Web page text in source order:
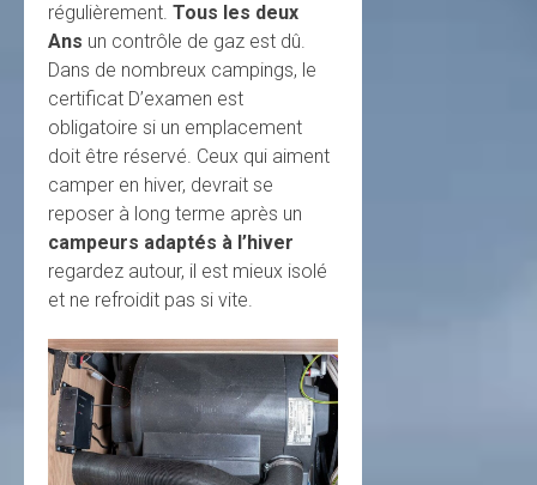
régulièrement. Tous les deux
Ans un contrôle de gaz est dû.
Dans de nombreux campings, le
certificat D’examen est
obligatoire si un emplacement
doit être réservé. Ceux qui aiment
camper en hiver, devrait se
reposer à long terme après un
campeurs adaptés à l’hiver
regardez autour, il est mieux isolé
et ne refroidit pas si vite.